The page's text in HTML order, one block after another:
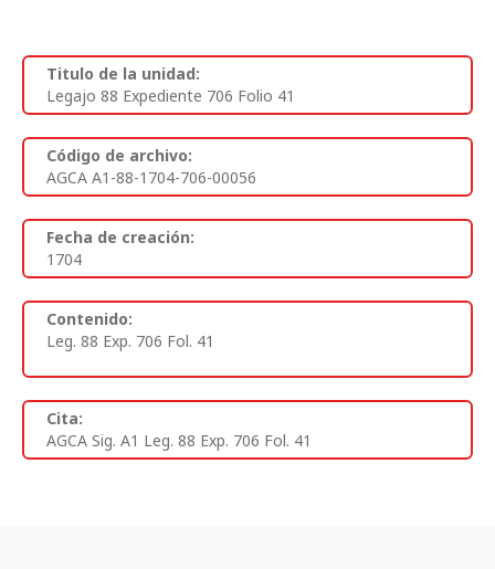
Titulo de la unidad:
Legajo 88 Expediente 706 Folio 41
Código de archivo:
AGCA A1-88-1704-706-00056
Fecha de creación:
1704
Contenido:
Leg. 88 Exp. 706 Fol. 41
Cita:
AGCA Sig. A1 Leg. 88 Exp. 706 Fol. 41